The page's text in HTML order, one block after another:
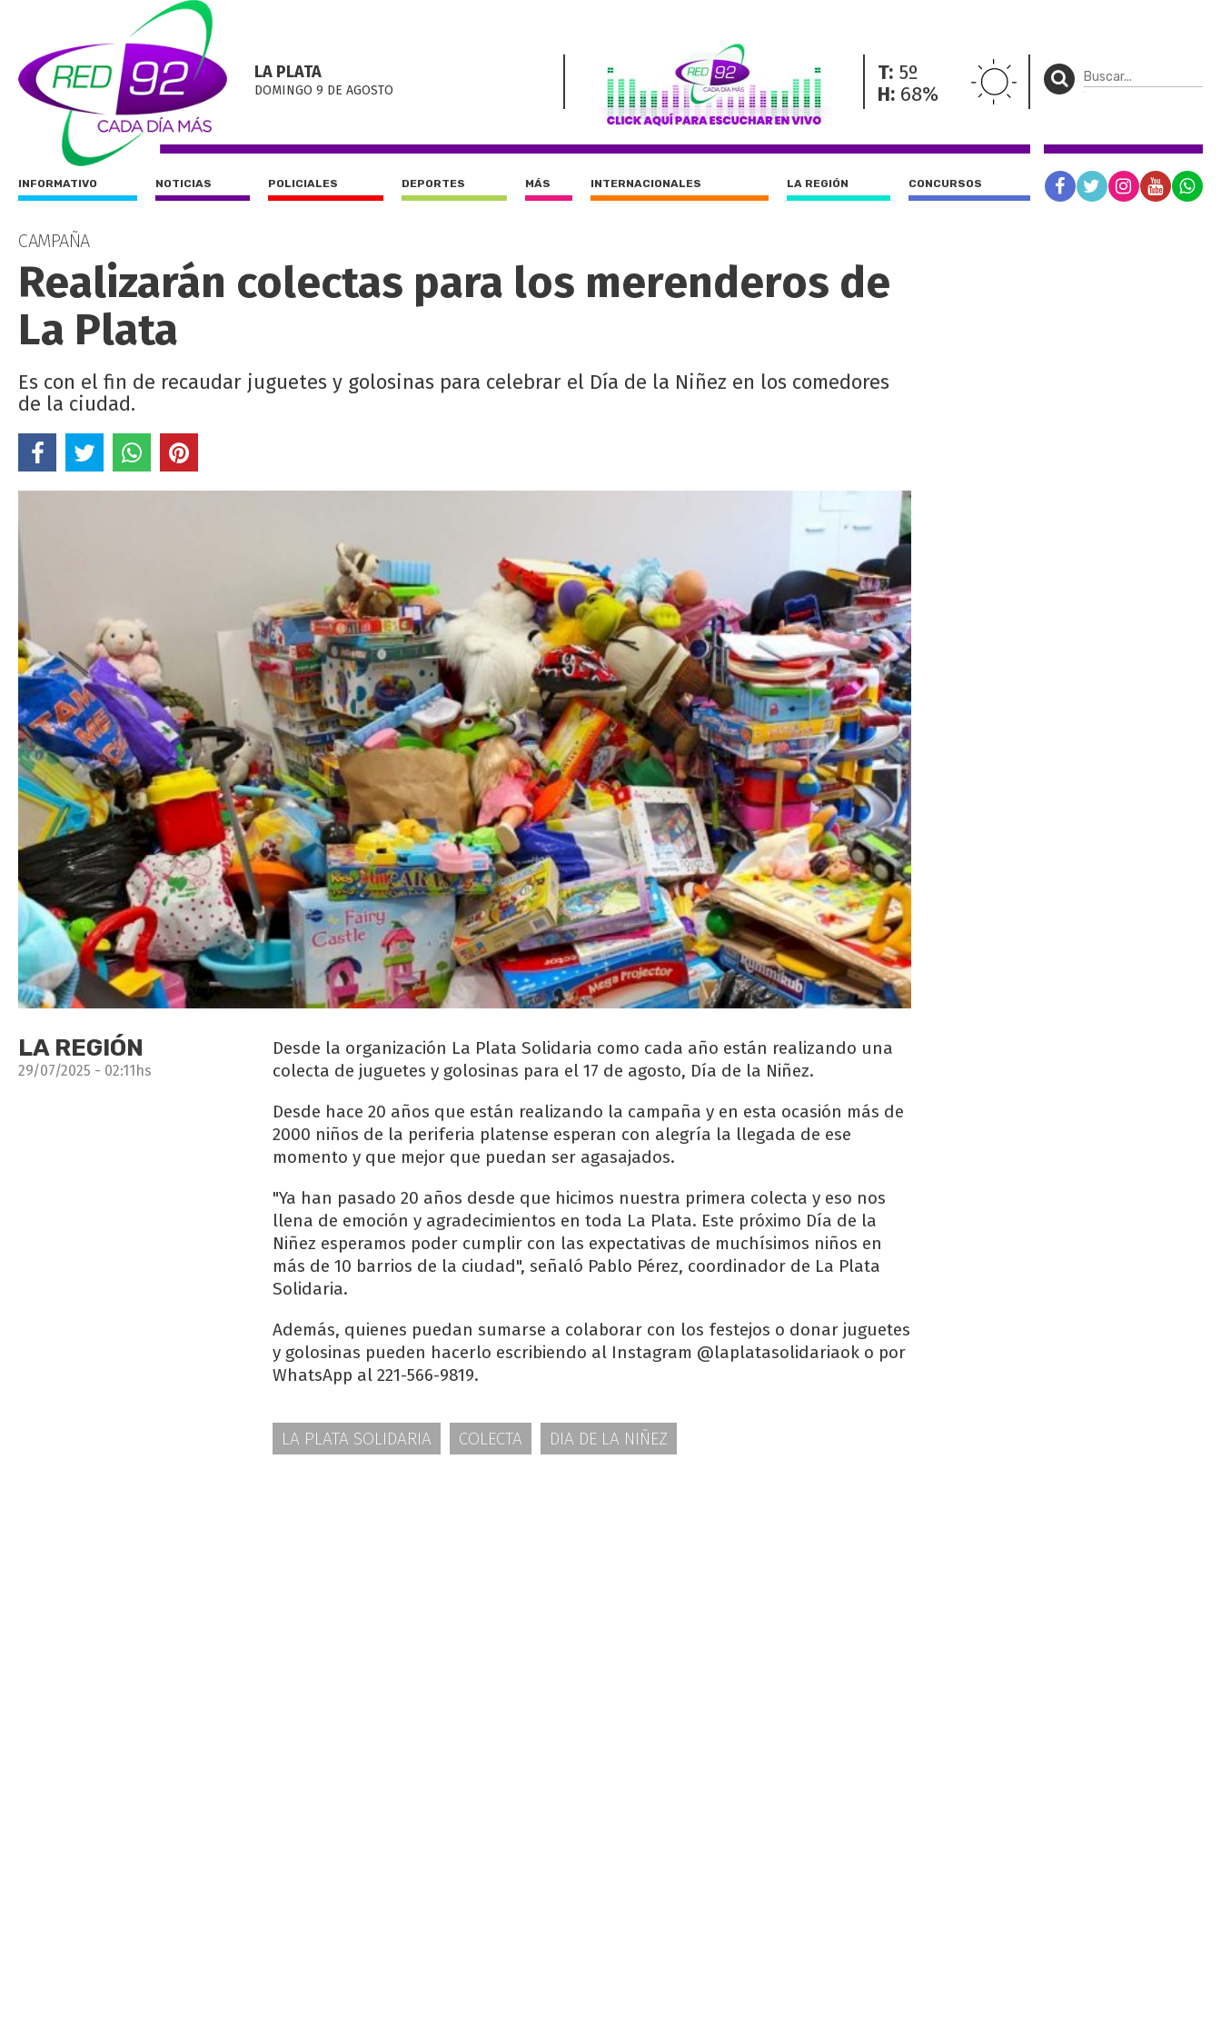
LA PLATA
DOMINGO 9 DE AGOSTO
T: 5º
H: 68%
INFORMATIVO NOTICIAS POLICIALES DEPORTES MÁS INTERNACIONALES LA REGIÓN CONCURSOS
CAMPAÑA
Realizarán colectas para los merenderos de
La Plata
Es con el fin de recaudar juguetes y golosinas para celebrar el Día de la Niñez en los comedores
de la ciudad.
LA REGIÓN
29/07/2025 - 02:11hs
Desde la organización La Plata Solidaria como cada año están realizando una
colecta de juguetes y golosinas para el 17 de agosto, Día de la Niñez.
Desde hace 20 años que están realizando la campaña y en esta ocasión más de
2000 niños de la periferia platense esperan con alegría la llegada de ese
momento y que mejor que puedan ser agasajados.
"Ya han pasado 20 años desde que hicimos nuestra primera colecta y eso nos
llena de emoción y agradecimientos en toda La Plata. Este próximo Día de la
Niñez esperamos poder cumplir con las expectativas de muchísimos niños en
más de 10 barrios de la ciudad", señaló Pablo Pérez, coordinador de La Plata
Solidaria.
Además, quienes puedan su­marse a colaborar con los festejos o donar juguetes
y golosinas pueden hacerlo escribiendo al Instagram @laplatasolidariaok o por
WhatsApp al 221-566-9819.
LA PLATA SOLIDARIA COLECTA DIA DE LA NIÑEZ